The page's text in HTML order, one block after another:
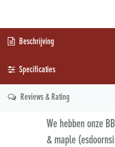
Beschrijving
Specificaties
Reviews & Rating
We hebben onze
& maple